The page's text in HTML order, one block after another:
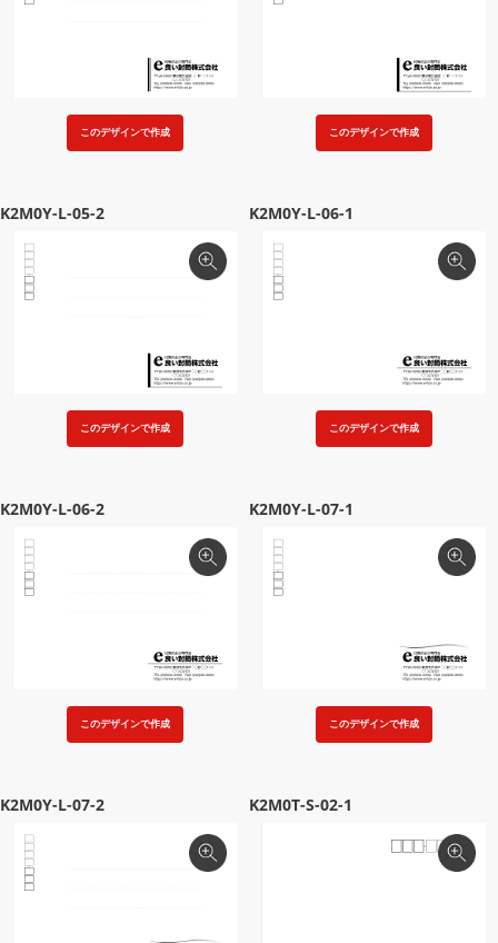
このデザインで作成 このデザインで作成
K2M0Y-L-05-2
このデザインで作成
K2M0Y-L-06-1
このデザインで作成
K2M0Y-L-06-2
このデザインで作成
K2M0Y-L-07-1
このデザインで作成
K2M0Y-L-07-2 K2M0T-S-02-1